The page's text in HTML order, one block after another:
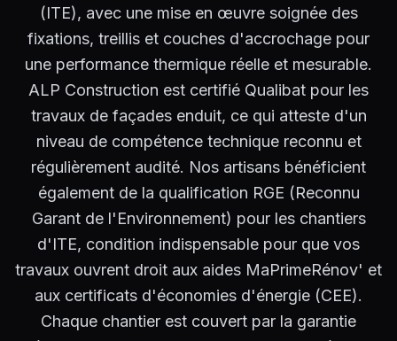
(ITE), avec une mise en œuvre soignée des
fixations, treillis et couches d'accrochage pour
une performance thermique réelle et mesurable.
ALP Construction est certifié Qualibat pour les
travaux de façades enduit, ce qui atteste d'un
niveau de compétence technique reconnu et
régulièrement audité. Nos artisans bénéficient
également de la qualification RGE (Reconnu
Garant de l'Environnement) pour les chantiers
d'ITE, condition indispensable pour que vos
travaux ouvrent droit aux aides MaPrimeRénov' et
aux certificats d'économies d'énergie (CEE).
Chaque chantier est couvert par la garantie